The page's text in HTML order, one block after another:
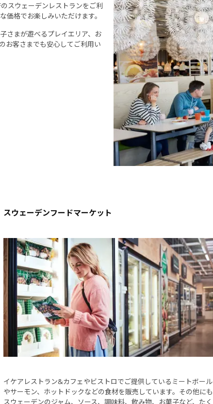
スウェーデンレストランをご利
格でお楽しみいただけます。
さまが遊べるプレイエリア、お
お客さまでも安心してご利用い
スウェーデンフードマーケット
イケアレストラン&カフェやビストロでご提供しているミートボール
やサーモン、ホットドックなどの食材を販売しています。その他にも
スウェーデンのジャム、ソース、調味料、飲み物、お菓子など、たく